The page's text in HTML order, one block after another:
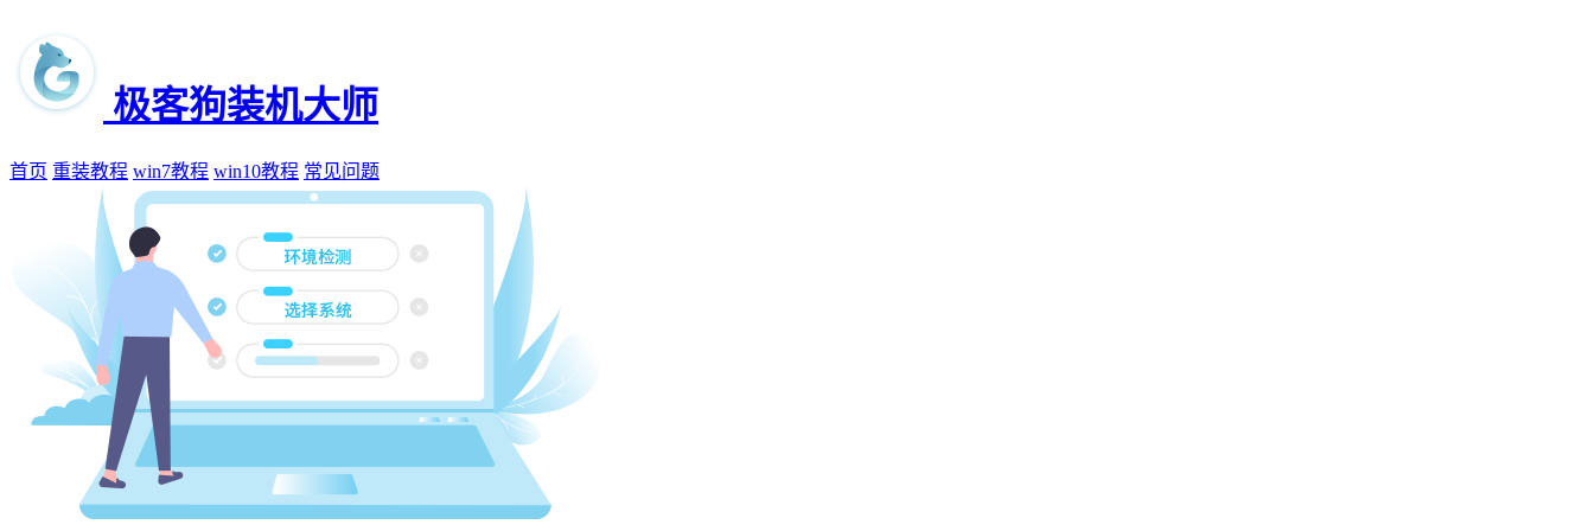
极客狗装机大师
首页 重装教程 win7教程 win10教程 常见问题